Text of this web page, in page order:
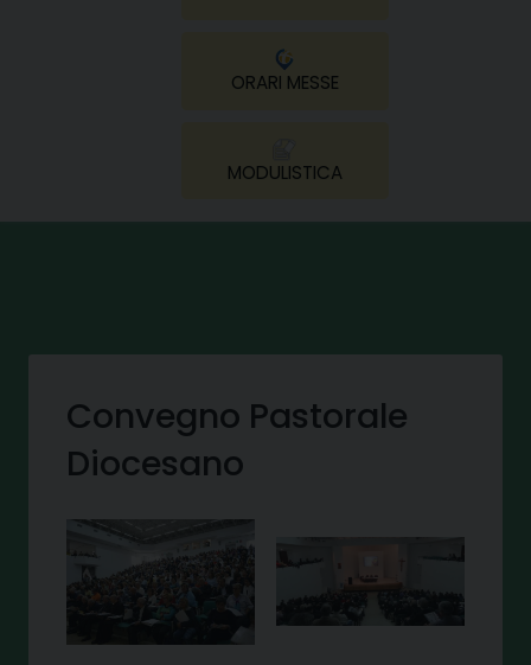
ORARI MESSE
MODULISTICA
Convegno Pastorale
Diocesano